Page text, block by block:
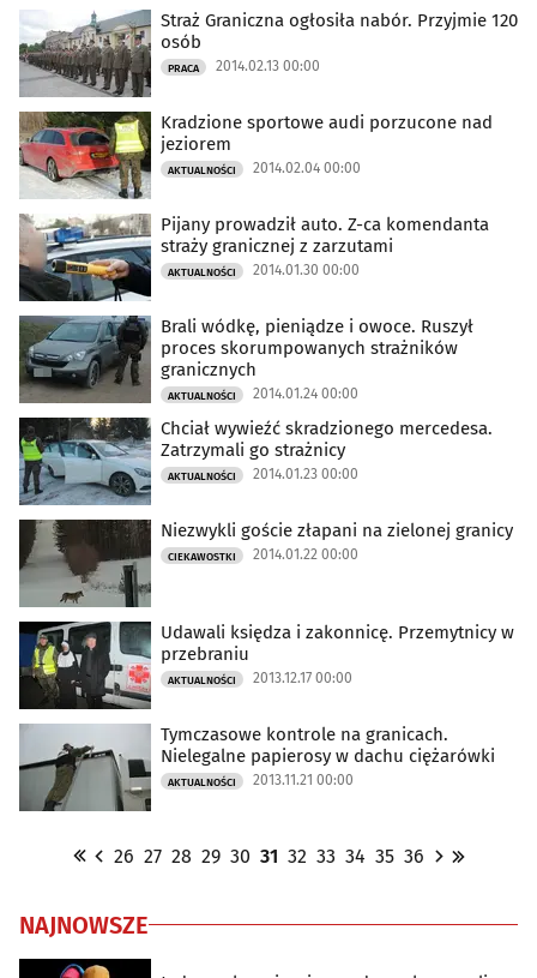
Straż Graniczna ogłosiła nabór. Przyjmie 120
osób
PRACA 2014.02.13 00:00
Kradzione sportowe audi porzucone nad
jeziorem
AKTUALNOŚCI 2014.02.04 00:00
Pijany prowadził auto. Z-ca komendanta
straży granicznej z zarzutami
AKTUALNOŚCI 2014.01.30 00:00
Brali wódkę, pieniądze i owoce. Ruszył
proces skorumpowanych strażników
granicznych
AKTUALNOŚCI 2014.01.24 00:00
Chciał wywieźć skradzionego mercedesa.
Zatrzymali go strażnicy
AKTUALNOŚCI 2014.01.23 00:00
Niezwykli goście złapani na zielonej granicy
CIEKAWOSTKI 2014.01.22 00:00
Udawali księdza i zakonnicę. Przemytnicy w
przebraniu
AKTUALNOŚCI 2013.12.17 00:00
Tymczasowe kontrole na granicach.
Nielegalne papierosy w dachu ciężarówki
AKTUALNOŚCI 2013.11.21 00:00
26 27 28 29 30 31 32 33 34 35 36
NAJNOWSZE